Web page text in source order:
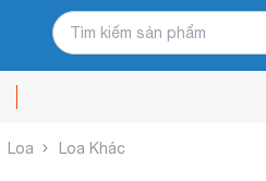
Loa Loa Khác